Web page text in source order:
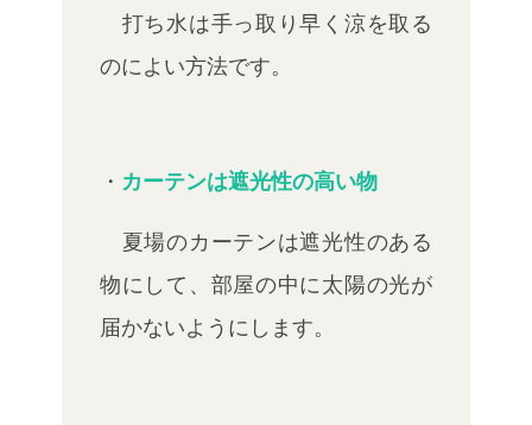
打ち水は手っ取り早く涼を取る
のによい方法です。
・ カーテンは遮光性の高い物
夏場のカーテンは遮光性のある
物にして、部屋の中に太陽の光が
届かないようにします。